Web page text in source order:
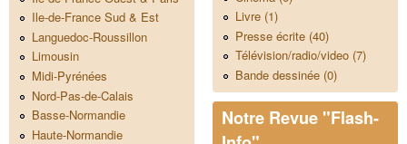
Ile-de-France Sud & Est
Languedoc-Roussillon
Limousin
Midi-Pyrénées
Nord-Pas-de-Calais
Basse-Normandie
Haute-Normandie
Livre (1)
Presse écrite (40)
Télévision/radio/video (7)
Bande dessinée (0)
Notre Revue "Flash-